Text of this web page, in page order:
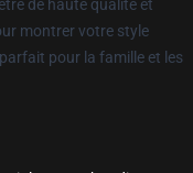
de haute qualité et
montrer votre style
pour la famille et les